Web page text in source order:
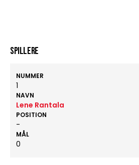
Spillere
NUMMER
1
NAVN
Lene Rantala
POSITION
-
MÅL
0